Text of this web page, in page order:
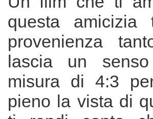
questa
provenienza
lascia un
misura di 4:3
pieno la vista di